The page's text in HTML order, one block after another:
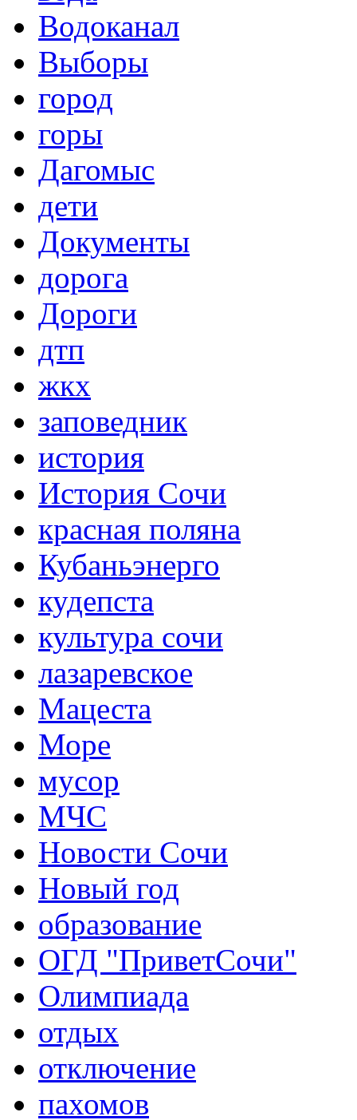
Водоканал
Выборы
город
горы
Дагомыс
дети
Документы
дорога
Дороги
дтп
жкх
заповедник
история
История Сочи
красная поляна
Кубаньэнерго
кудепста
культура сочи
лазаревское
Мацеста
Море
мусор
МЧС
Новости Сочи
Новый год
образование
ОГД "ПриветСочи"
Олимпиада
отдых
отключение
пахомов